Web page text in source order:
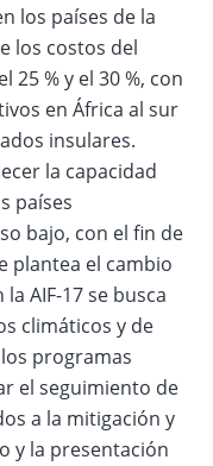
los países de la
los costos del
% y el 30 %, con
en África al sur
insulares.
la capacidad
países
bajo, con el fin de
plantea el cambio
AIF-17 se busca
climáticos y de
programas
el seguimiento de
a la mitigación y
y la presentación